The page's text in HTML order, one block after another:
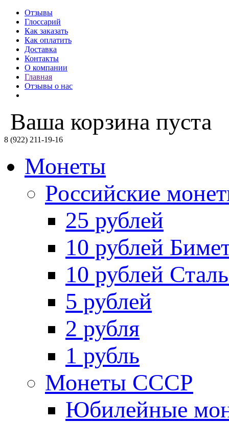
Отзывы
Глоссарий
Как заказать
Как оплатить
Доставка
Контакты
О компании
Главная
Отзывы о нас
Ваша корзина пуста
8 (922) 211-19-16
Монеты
Российские
25 рублей
10 рублей
10 рублей
5 рублей
2 рубля
1 рубль
Монеты СССР
Юбилейные